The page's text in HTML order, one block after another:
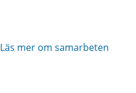
Läs mer om samarbeten